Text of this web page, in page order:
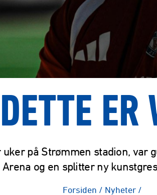
ER
uker på Strømmen stadion, var
og en splitter ny
Forsiden / Nyheter /